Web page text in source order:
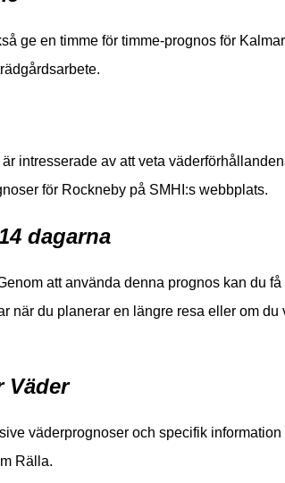
ge en timme för timme-prognos för
intresserade av att veta
för Rockneby på SMHI:s webbplats.
dagarna
att använda denna prognos kan du
när du planerar en längre resa eller om
Väder
väderprognoser och specifik
Rälla.